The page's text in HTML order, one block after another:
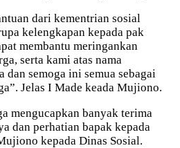
dari kementrian sosial
kelengkapan kepada pak
membantu meringankan
serta kami atas nama
dan semoga ini semua sebagai
Jelas I Made keada Mujiono.
mengucapkan banyak terima
dan perhatian bapak kepada
kepada Dinas Sosial.